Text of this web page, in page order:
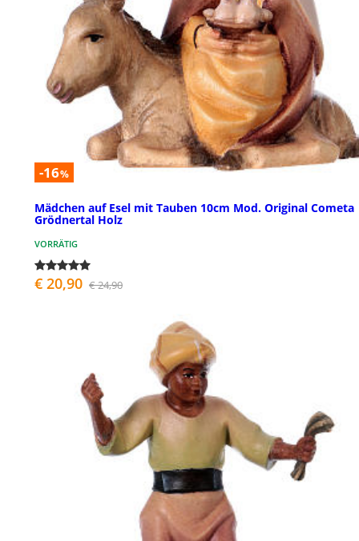
-16%
Mädchen auf Esel mit Tauben 10cm Mod. Original Cometa
Grödnertal Holz
VORRÄTIG
€ 20,90 € 24,90